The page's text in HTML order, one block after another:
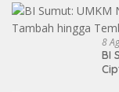
8
BI